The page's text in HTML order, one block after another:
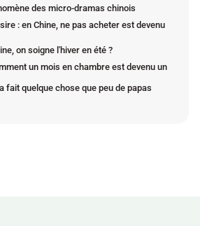
des micro-dramas chinois
: en Chine, ne pas acheter est devenu
on soigne l'hiver en été ?
un mois en chambre est devenu un
fait quelque chose que peu de papas